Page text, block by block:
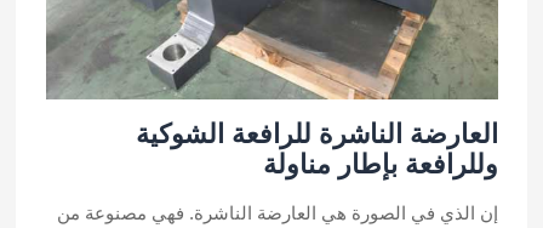
العارضة الناشرة للرافعة الشوكية
وللرافعة بإطار مناولة
إن الذي في الصورة هي العارضة الناشرة. فهي مصنوعة من